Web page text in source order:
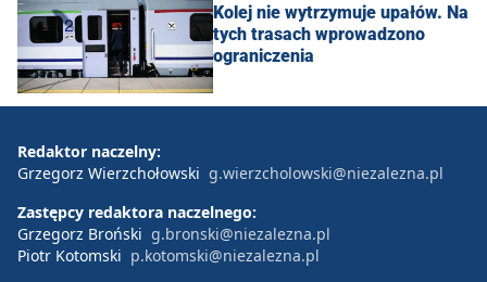
Kolej nie wytrzymuje upałów. Na
tych trasach wprowadzono
ograniczenia
Redaktor naczelny:
Grzegorz Wierzchołowski g.wierzcholowski@niezalezna.pl
Zastępcy redaktora naczelnego:
Grzegorz Broński g.bronski@niezalezna.pl
Piotr Kotomski p.kotomski@niezalezna.pl